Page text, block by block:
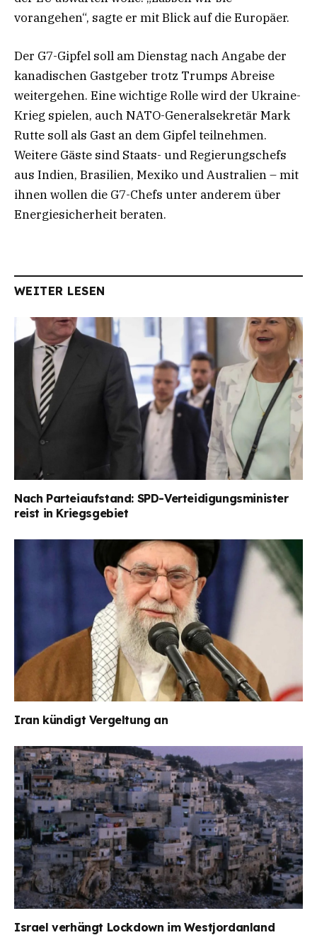
vorangehen“, sagte er mit Blick auf die Europäer.
Der G7-Gipfel soll am Dienstag nach Angabe der
kanadischen Gastgeber trotz Trumps Abreise
weitergehen. Eine wichtige Rolle wird der Ukraine-
Krieg spielen, auch NATO-Generalsekretär Mark
Rutte soll als Gast an dem Gipfel teilnehmen.
Weitere Gäste sind Staats- und Regierungschefs
aus Indien, Brasilien, Mexiko und Australien – mit
ihnen wollen die G7-Chefs unter anderem über
Energiesicherheit beraten.
WEITER LESEN
Nach Parteiaufstand: SPD-Verteidigungsminister
reist in Kriegsgebiet
Iran kündigt Vergeltung an
Israel verhängt Lockdown im Westjordanland